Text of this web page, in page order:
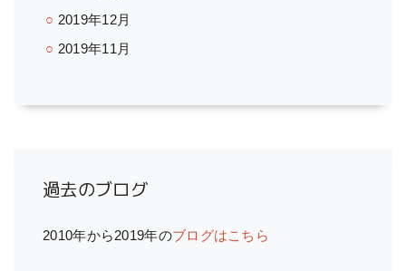
2019年12月
2019年11月
過去のブログ
2010年から2019年のブログはこちら